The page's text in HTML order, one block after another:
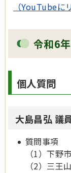
（YouTubeに
令和6
個人質問
大島昌弘 議員
質問事項
（1）下野
（2）三王